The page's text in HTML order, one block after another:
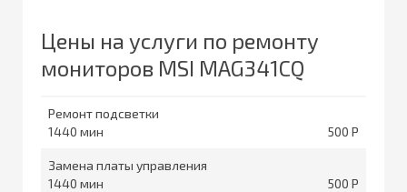
Цены на услуги по ремонту
мониторов MSI MAG341CQ
Ремонт подсветки
1440
500
Замена платы управления
1440
500